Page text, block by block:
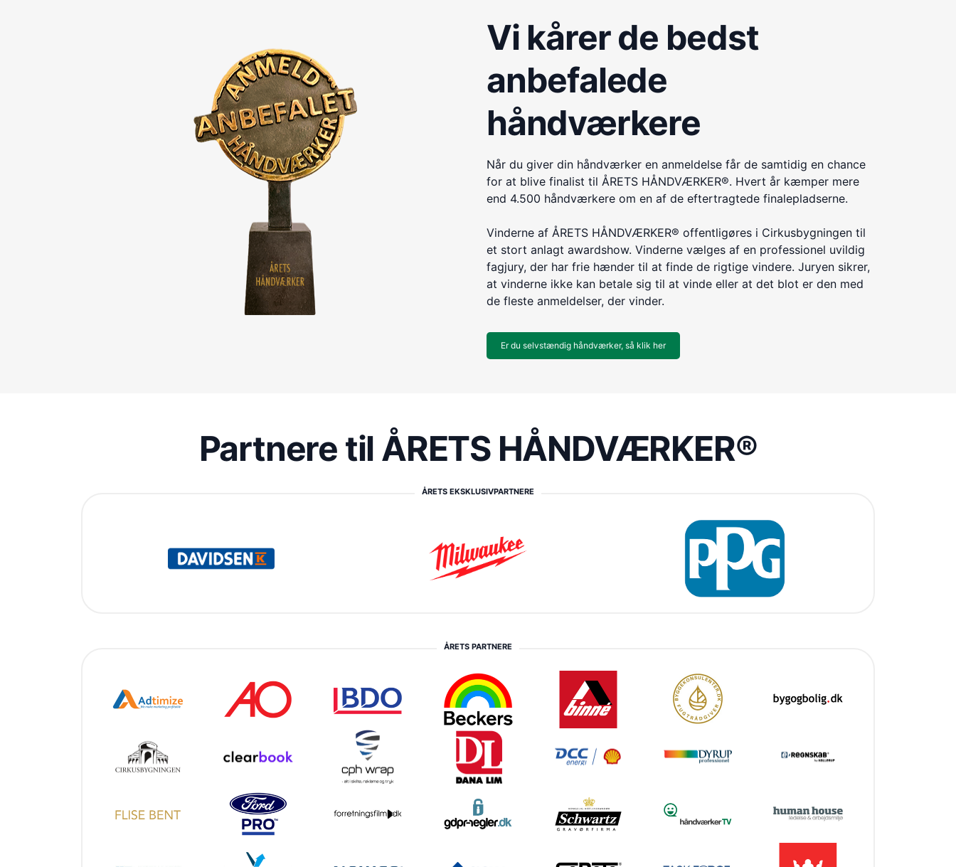
Vi kårer de bedst
anbefalede
håndværkere
Når du giver din håndværker en anmeldelse får de samtidig en chance
for at blive finalist til ÅRETS HÅNDVÆRKER®. Hvert år kæmper mere
end 4.500 håndværkere om en af de eftertragtede finalepladserne.
Vinderne af ÅRETS HÅNDVÆRKER® offentligøres i Cirkusbygningen til
et stort anlagt awardshow. Vinderne vælges af en professionel uvildig
fagjury, der har frie hænder til at finde de rigtige vindere. Juryen sikrer,
at vinderne ikke kan betale sig til at vinde eller at det blot er den med
de fleste anmeldelser, der vinder.
Er du selvstændig håndværker, så klik her
Partnere til ÅRETS HÅNDVÆRKER®
ÅRETS EKSKLUSIVPARTNERE
ÅRETS PARTNERE